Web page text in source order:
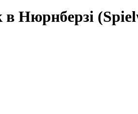
Нюрнберзі